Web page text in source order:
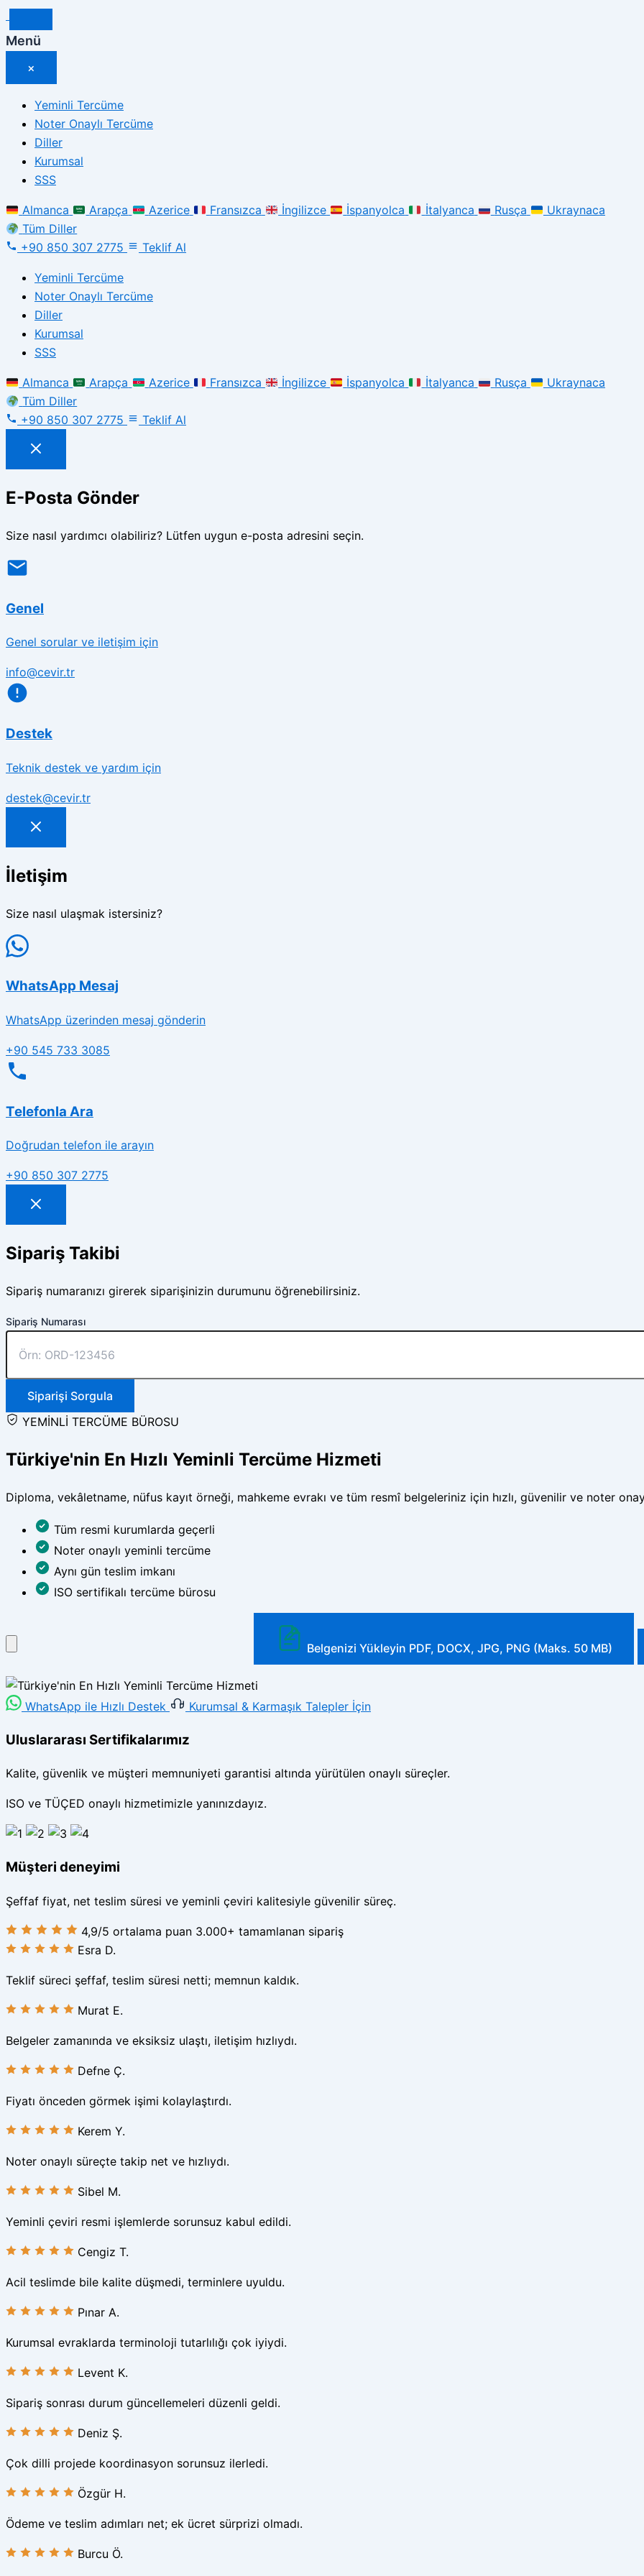
atla
Menü
×
Yeminli Tercüme
Noter Onaylı Tercüme
Diller
Kurumsal
SSS
Almanca Arapça Azerice Fransızca İngilizce İspanyolca İtalyanca Rusça
Ukraynaca
Tüm Diller
+90 850 307 2775
Teklif Al
Yeminli Tercüme
Noter Onaylı Tercüme
Diller
Kurumsal
SSS
Almanca Arapça Azerice Fransızca İngilizce İspanyolca İtalyanca Rusça
Ukraynaca
Tüm Diller
+90 850 307 2775
Teklif Al
E-Posta Gönder
Size nasıl yardımcı olabiliriz? Lütfen uygun e-posta adresini seçin.
Genel
Genel sorular ve iletişim için
info@cevir.tr
Destek
Teknik destek ve yardım için
destek@cevir.tr
İletişim
Size nasıl ulaşmak istersiniz?
WhatsApp Mesaj
WhatsApp üzerinden mesaj gönderin
+90 545 733 3085
Telefonla Ara
Doğrudan telefon ile arayın
+90 850 307 2775
Sipariş Takibi
Sipariş numaranızı girerek siparişinizin durumunu öğrenebilirsiniz.
Sipariş Numarası
Siparişi Sorgula
YEMİNLİ TERCÜME BÜROSU
Türkiye'nin En Hızlı Yeminli Tercüme Hizmeti
Diploma, vekâletname, nüfus kayıt örneği, mahkeme evrakı ve tüm resmî belgeleriniz için hızlı, güvenilir ve noter
Tüm resmi kurumlarda geçerli
Noter onaylı yeminli tercüme
Aynı gün teslim imkanı
ISO sertifikalı tercüme bürosu
Belgenizi Yükleyin PDF, DOCX, JPG, PNG (Maks. 50 MB)
WhatsApp ile Hızlı Destek Kurumsal & Karmaşık Talepler İçin
Uluslararası Sertifikalarımız
Kalite, güvenlik ve müşteri memnuniyeti garantisi altında yürütülen onaylı süreçler.
ISO ve TÜÇED onaylı hizmetimizle yanınızdayız.
Müşteri deneyimi
Şeffaf fiyat, net teslim süresi ve yeminli çeviri kalitesiyle güvenilir süreç.
4,9/5 ortalama puan 3.000+ tamamlanan sipariş
Esra D.
Teklif süreci şeffaf, teslim süresi netti; memnun kaldık.
Murat E.
Belgeler zamanında ve eksiksiz ulaştı, iletişim hızlıydı.
Defne Ç.
Fiyatı önceden görmek işimi kolaylaştırdı.
Kerem Y.
Noter onaylı süreçte takip net ve hızlıydı.
Sibel M.
Yeminli çeviri resmi işlemlerde sorunsuz kabul edildi.
Cengiz T.
Acil teslimde bile kalite düşmedi, terminlere uyuldu.
Pınar A.
Kurumsal evraklarda terminoloji tutarlılığı çok iyiydi.
Levent K.
Sipariş sonrası durum güncellemeleri düzenli geldi.
Deniz Ş.
Çok dilli projede koordinasyon sorunsuz ilerledi.
Özgür H.
Ödeme ve teslim adımları net; ek ücret sürprizi olmadı.
Burcu Ö.